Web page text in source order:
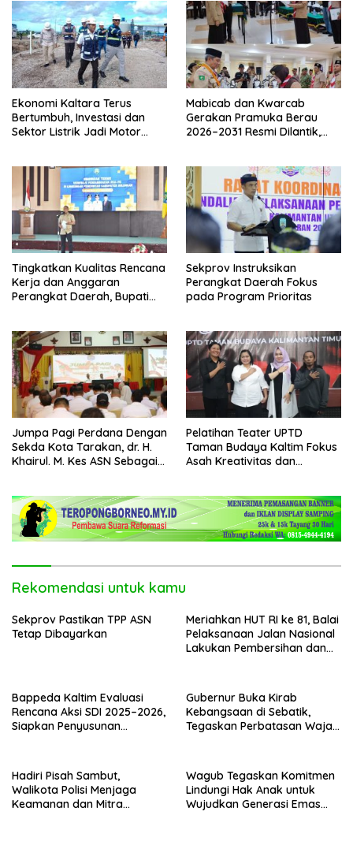
Ekonomi Kaltara Terus
Bertumbuh, Investasi dan
Sektor Listrik Jadi Motor
Mabicab dan Kwarcab
Gerakan Pramuka Berau
2026–2031 Resmi Dilantik,
Tingkatkan Kualitas Rencana
Kerja dan Anggaran
Perangkat Daerah, Bupati
Sekprov Instruksikan
Perangkat Daerah Fokus
pada Program Prioritas
Jumpa Pagi Perdana Dengan
Sekda Kota Tarakan, dr. H.
Khairul. M. Kes ASN Sebagai
Pelatihan Teater UPTD
Taman Budaya Kaltim Fokus
Asah Kreativitas dan
Rekomendasi untuk kamu
Sekprov Pastikan TPP ASN
Tetap Dibayarkan
Meriahkan HUT RI ke 81, Balai
Pelaksanaan Jalan Nasional
Lakukan Pembersihan dan
Bappeda Kaltim Evaluasi
Rencana Aksi SDI 2025–2026,
Siapkan Penyusunan
Gubernur Buka Kirab
Kebangsaan di Sebatik,
Tegaskan Perbatasan Wajah
Hadiri Pisah Sambut,
Walikota Polisi Menjaga
Keamanan dan Mitra
Wagub Tegaskan Komitmen
Lindungi Hak Anak untuk
Wujudkan Generasi Emas